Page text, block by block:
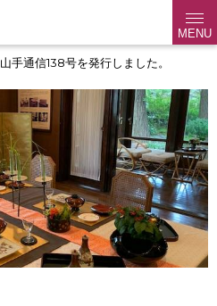
MENU
山手通信138号を発行しました。